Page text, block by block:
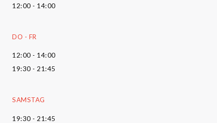
12:00 - 14:00
DO - FR
12:00 - 14:00
19:30 - 21:45
SAMSTAG
19:30 - 21:45